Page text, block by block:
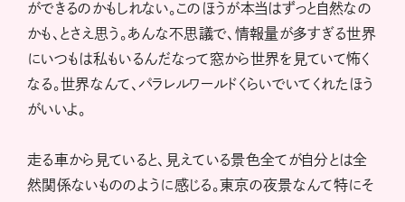
ができるのかもしれない。このほうが本当はずっと自然なの
かも、とさえ思う。あんな不思議で、情報量が多すぎる世界
にいつもは私もいるんだなって窓から世界を見ていて怖く
なる。世界なんて、パラレルワールドくらいでいてくれたほう
がいいよ。
走る車から見ていると、見えている景色全てが自分とは全
然関係ないもののように感じる。東京の夜景なんて特にそ